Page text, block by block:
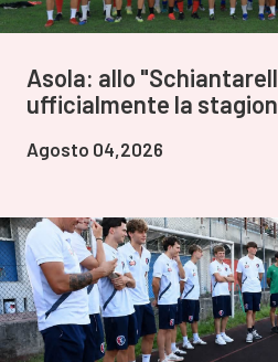
Asola: allo
ufficialmente la
Agosto 04,2026